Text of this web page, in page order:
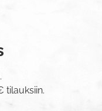
tilauksiin.